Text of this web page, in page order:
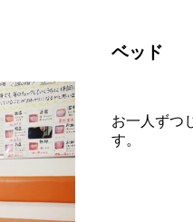
ベッド
お一人ずつ
す。